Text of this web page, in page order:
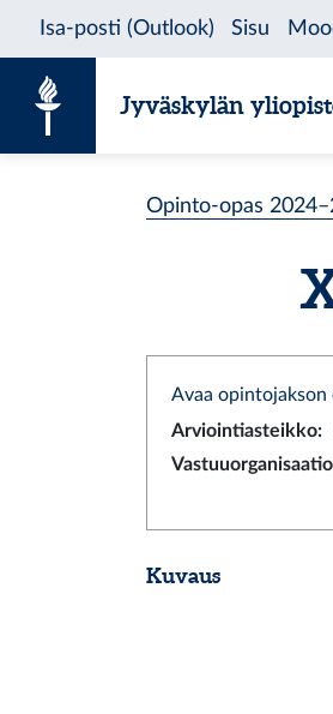
Jyväskylän
Opinto-opas
Avaa opintojakson
Arviointiasteikko:
Vastuuorganisaatio
Kuvaus